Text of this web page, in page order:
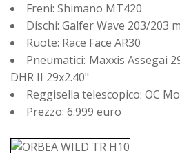
Freni: Shimano MT420
Dischi: Galfer Wave 203/203
Ruote: Race Face AR30
Pneumatici: Maxxis Assegai
DHR II 29x2.40"
Reggisella telescopico: OC
Prezzo: 6.999 euro